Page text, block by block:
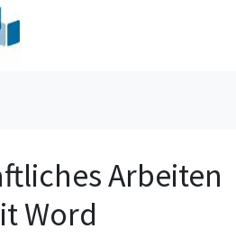
Arbeiten
Word